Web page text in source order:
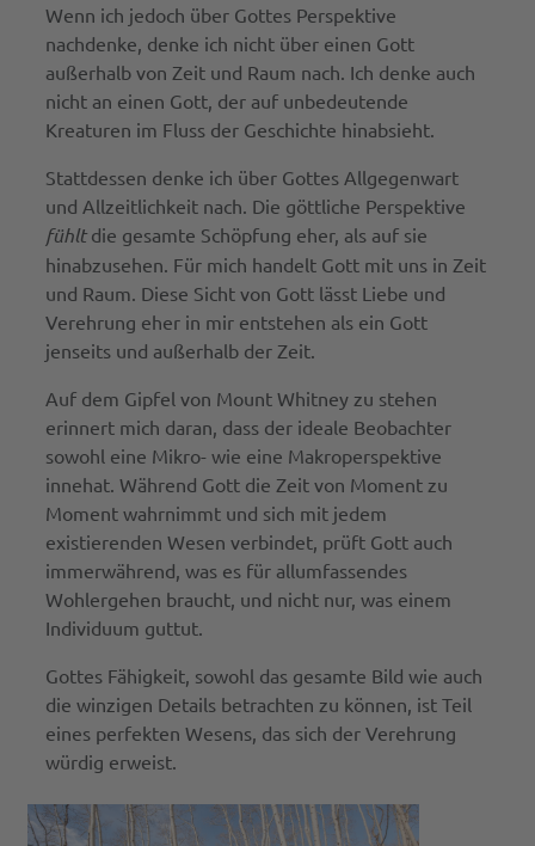
Wenn ich jedoch über Gottes Perspektive
nachdenke, denke ich nicht über einen Gott
außerhalb von Zeit und Raum nach. Ich denke auch
nicht an einen Gott, der auf unbedeutende
Kreaturen im Fluss der Geschichte hinabsieht.
Stattdessen denke ich über Gottes Allgegenwart
und Allzeitlichkeit nach. Die göttliche Perspektive
fühltdie gesamte Schöpfung eher, als auf sie
hinabzusehen. Für mich handelt Gott mit uns in Zeit
und Raum. Diese Sicht von Gott lässt Liebe und
Verehrung eher in mir entstehen als ein Gott
jenseits und außerhalb der Zeit.
Auf dem Gipfel von Mount Whitney zu stehen
erinnert mich daran, dass der ideale Beobachter
sowohl eine Mikro- wie eine Makroperspektive
innehat. Während Gott die Zeit von Moment zu
Moment wahrnimmt und sich mit jedem
existierenden Wesen verbindet, prüft Gott auch
immerwährend, was es für allumfassendes
Wohlergehen braucht, und nicht nur, was einem
Individuum guttut.
Gottes Fähigkeit, sowohl das gesamte Bild wie auch
die winzigen Details betrachten zu können, ist Teil
eines perfekten Wesens, das sich der Verehrung
würdig erweist.